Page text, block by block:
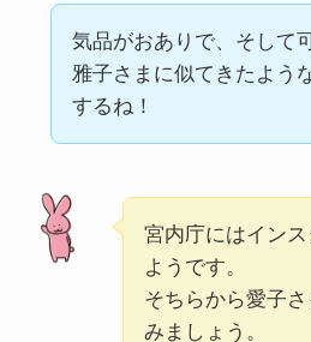
気品がおありで、そして
雅子さまに似てきたよう
するね！
宮内庁にはイン
ようです。
そちらから愛子
みましょう。